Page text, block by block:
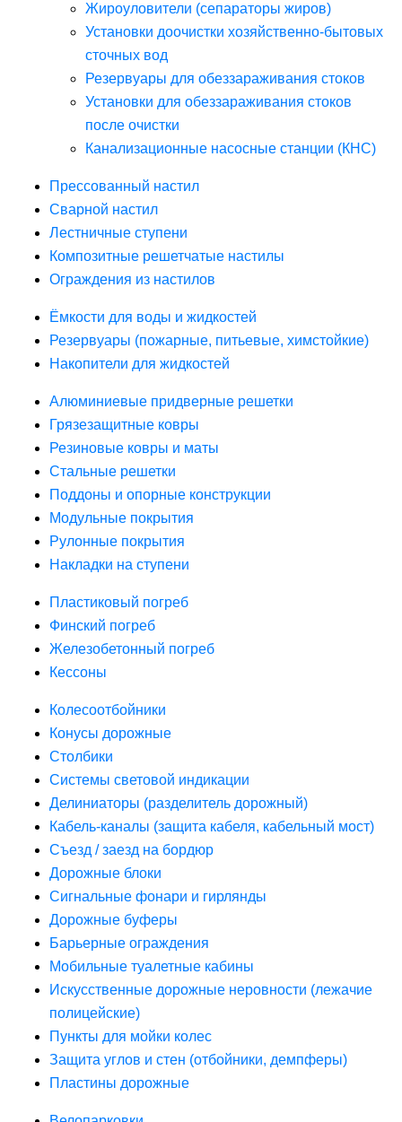
Жироуловители (сепараторы жиров)
Установки доочистки хозяйственно-бытовых
сточных вод
Резервуары для обеззараживания стоков
Установки для обеззараживания стоков
после очистки
Канализационные насосные станции (КНС)
Прессованный настил
Сварной настил
Лестничные ступени
Композитные решетчатые настилы
Ограждения из настилов
Ёмкости для воды и жидкостей
Резервуары (пожарные, питьевые, химстойкие)
Накопители для жидкостей
Алюминиевые придверные решетки
Грязезащитные ковры
Резиновые ковры и маты
Стальные решетки
Поддоны и опорные конструкции
Модульные покрытия
Рулонные покрытия
Накладки на ступени
Пластиковый погреб
Финский погреб
Железобетонный погреб
Кессоны
Колесоотбойники
Конусы дорожные
Столбики
Системы световой индикации
Делиниаторы (разделитель дорожный)
Кабель-каналы (защита кабеля, кабельный мост)
Съезд / заезд на бордюр
Дорожные блоки
Сигнальные фонари и гирлянды
Дорожные буферы
Барьерные ограждения
Мобильные туалетные кабины
Искусственные дорожные неровности (лежачие
полицейские)
Пункты для мойки колес
Защита углов и стен (отбойники, демпферы)
Пластины дорожные